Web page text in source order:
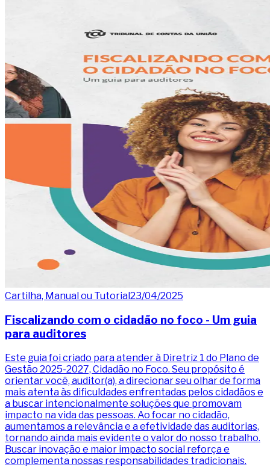
Cartilha, Manual ou Tutorial 23/04/2025
Fiscalizando com o cidadão no foco - Um guia
para auditores
Este guia foi criado para atender à Diretriz 1 do Plano de
Gestão 2025-2027, Cidadão no Foco. Seu propósito é
orientar você, auditor(a), a direcionar seu olhar de forma
mais atenta às dificuldades enfrentadas pelos cidadãos e
a buscar intencionalmente soluções que promovam
impacto na vida das pessoas. Ao focar no cidadão,
aumentamos a relevância e a efetividade das auditorias,
tornando ainda mais evidente o valor do nosso trabalho.
Buscar inovação e maior impacto social reforça e
complementa nossas responsabilidades tradicionais.